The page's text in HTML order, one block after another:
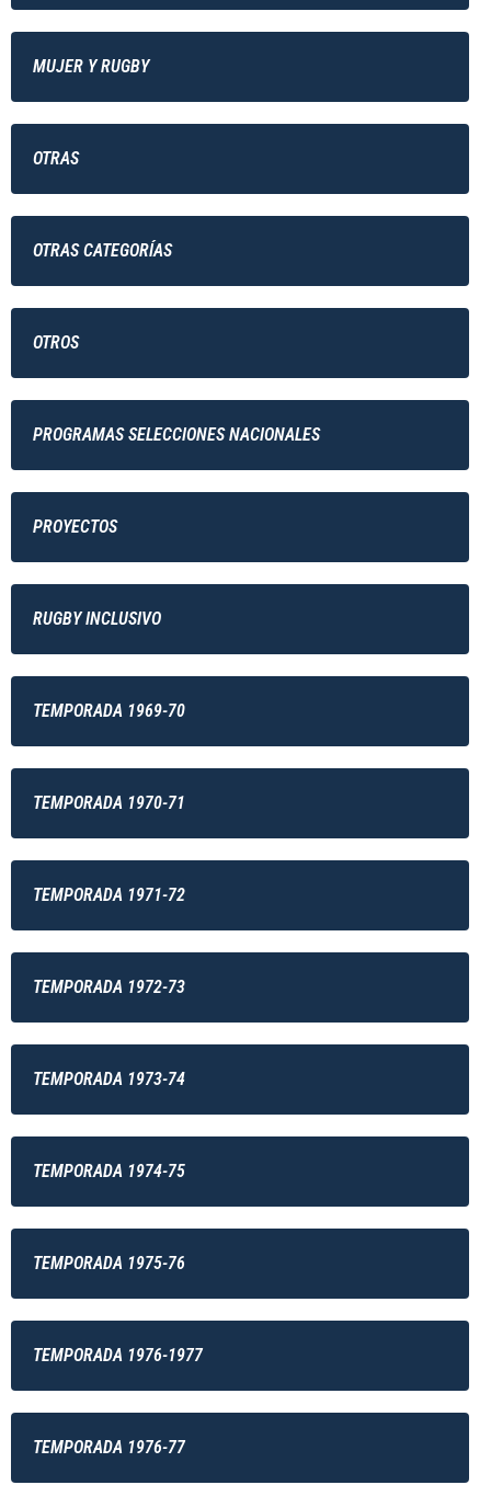
MUJER Y RUGBY
OTRAS
OTRAS CATEGORÍAS
OTROS
PROGRAMAS SELECCIONES NACIONALES
PROYECTOS
RUGBY INCLUSIVO
TEMPORADA 1969-70
TEMPORADA 1970-71
TEMPORADA 1971-72
TEMPORADA 1972-73
TEMPORADA 1973-74
TEMPORADA 1974-75
TEMPORADA 1975-76
TEMPORADA 1976-1977
TEMPORADA 1976-77